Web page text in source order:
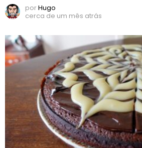
porHugo
cerca de um mês atrás